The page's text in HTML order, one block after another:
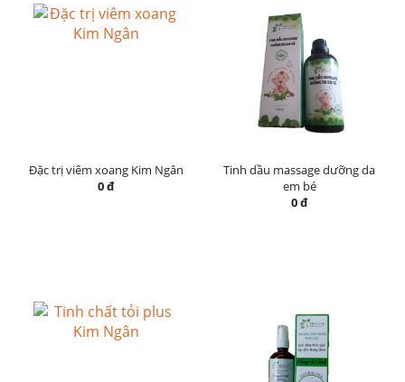
Đặc trị viêm xoang Kim Ngân
0 đ
Tinh dầu massage dưỡng da
em bé
0 đ